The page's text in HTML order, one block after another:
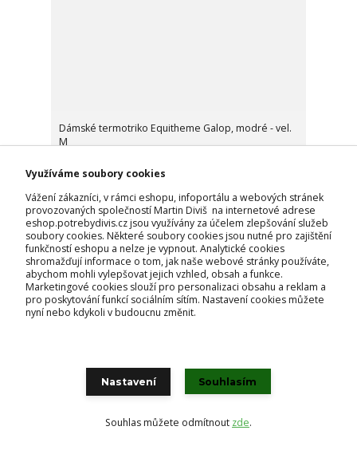
Dámské termotriko Equitheme Galop, modré - vel.
M
826 Kčbez DPH
Přidat do košíku
Využíváme soubory cookies
Vážení zákazníci, v rámci eshopu, infoportálu a webových stránek
provozovaných společností Martin Diviš na internetové adrese
eshop.potrebydivis.cz jsou využívány za účelem zlepšování služeb
soubory cookies. Některé soubory cookies jsou nutné pro zajištění
funkčností eshopu a nelze je vypnout. Analytické cookies
shromažďují informace o tom, jak naše webové stránky používáte,
abychom mohli vylepšovat jejich vzhled, obsah a funkce.
Marketingové cookies slouží pro personalizaci obsahu a reklam a
pro poskytování funkcí sociálním sítím. Nastavení cookies můžete
nyní nebo kdykoli v budoucnu změnit.
Nastavení Souhlasím
Souhlas můžete odmítnout zde.